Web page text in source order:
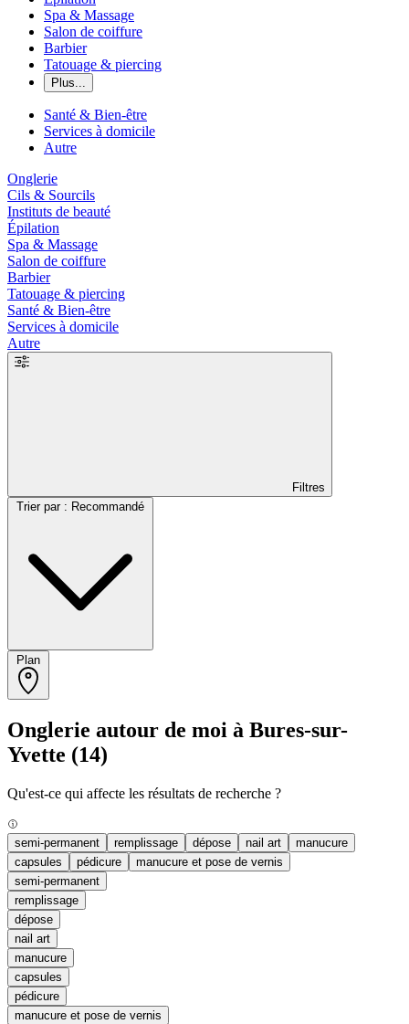
Spa & Massage
Salon de coiffure
Barbier
Tatouage & piercing
Plus...
Santé & Bien-être
Services à domicile
Autre
Onglerie
Cils & Sourcils
Instituts de beauté
Épilation
Spa & Massage
Salon de coiffure
Barbier
Tatouage & piercing
Santé & Bien-être
Services à domicile
Autre
Filtres
Onglerie autour de moi à Bures-sur-
Yvette (14)
Qu'est-ce qui affecte les résultats de recherche ?
semi-permanent remplissage dépose nail art
manucure
capsules
pédicure
manucure et pose de vernis
semi-permanent
remplissage
dépose
nail art
manucure
capsules
pédicure
manucure et pose de vernis